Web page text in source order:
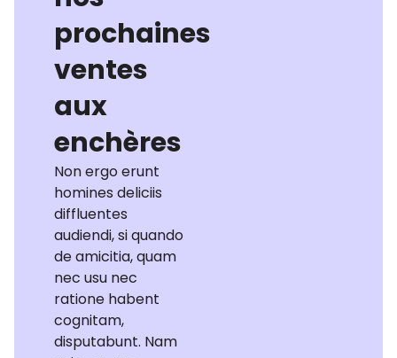
prochaines
ventes
aux
enchères
Non ergo erunt
homines deliciis
diffluentes
audiendi, si quando
de amicitia, quam
nec usu nec
ratione habent
cognitam,
disputabunt. Nam